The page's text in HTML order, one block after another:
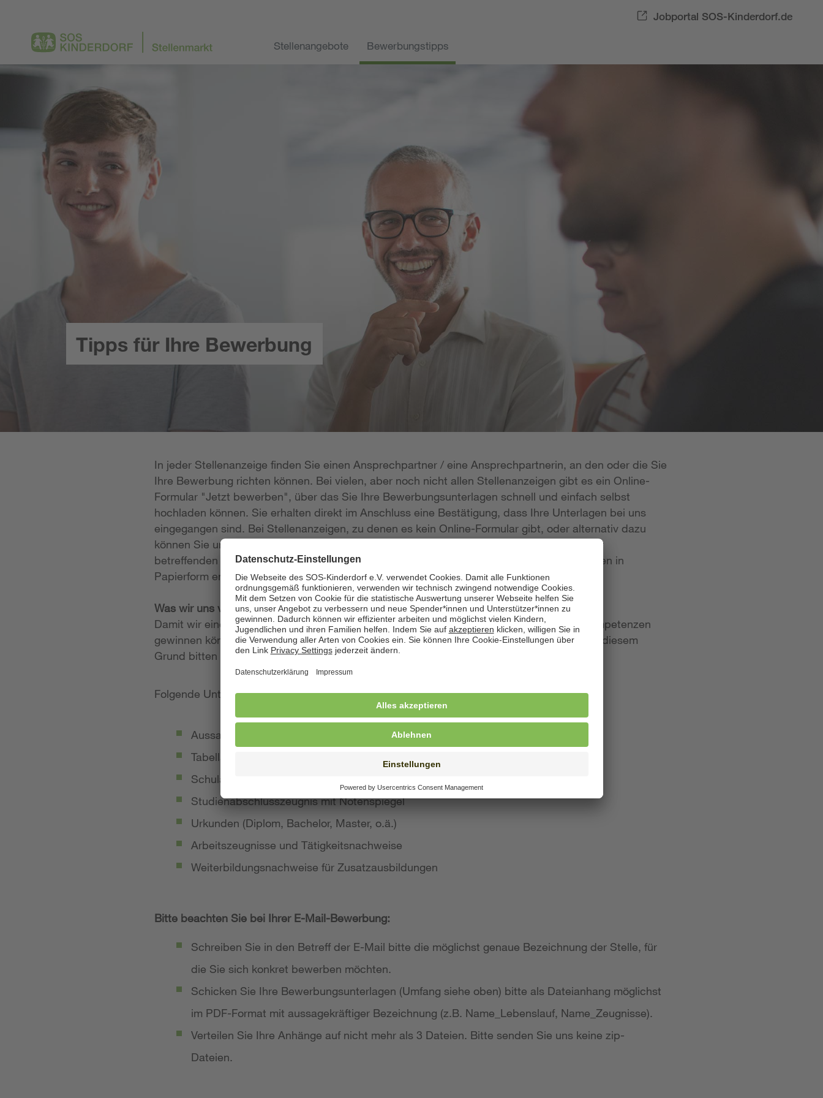
Jobportal SOS-Kinderdorf.de
Stellenangebote Bewerbungstipps
Tipps für Ihre Bewerbung
In jeder Stellenanzeige finden Sie einen Ansprechpartner / eine Ansprechpartnerin, an den oder die Sie
Ihre Bewerbung richten können. Bei vielen, aber noch nicht allen Stellenanzeigen gibt es ein Online-
Formular "Jetzt bewerben", über das Sie Ihre Bewerbungsunterlagen schnell und einfach selbst
hochladen können. Sie erhalten direkt im Anschluss eine Bestätigung, dass Ihre Unterlagen bei uns
eingegangen sind. Bei Stellenanzeigen, zu denen es kein Online-Formular gibt, oder alternativ dazu
können Sie uns Ihre Unterlagen per E-Mail zukommen lassen; die E-Mail-Adresse ist in der
betreffenden Stellenanzeige angegeben. Natürlich nehmen wir weiterhin auch Bewerbungen in
Papierform entgegen.
Was wir uns von Ihrer Bewerbung wünschen
Damit wir einen möglichst konkreten Eindruck von Ihrer Person, Ihren Fähigkeiten und Kompetenzen
gewinnen können, legen wir großen Wert auf aussagekräftige Bewerbungsunterlagen. Aus diesem
Grund bitten wir Sie, von Kurzbewerbungen abzusehen.
Folgende Unterlagen sollte Ihre Bewerbung umfassen:
Aussagekräftiges Anschreiben
Tabellarischer Lebenslauf mit qualifikationsrelevanten Inhalten
Schulabschluss- und Ausbildungszeugnisse mit Notenspiegel
Studienabschlusszeugnis mit Notenspiegel
Urkunden (Diplom, Bachelor, Master, o.ä.)
Arbeitszeugnisse und Tätigkeitsnachweise
Weiterbildungsnachweise für Zusatzausbildungen
Bitte beachten Sie bei Ihrer E-Mail-Bewerbung:
Schreiben Sie in den Betreff der E-Mail bitte die möglichst genaue Bezeichnung der Stelle, für
die Sie sich konkret bewerben möchten.
Schicken Sie Ihre Bewerbungsunterlagen (Umfang siehe oben) bitte als Dateianhang möglichst
im PDF-Format mit aussagekräftiger Bezeichnung (z.B. Name_Lebenslauf, Name_Zeugnisse).
Verteilen Sie Ihre Anhänge auf nicht mehr als 3 Dateien. Bitte senden Sie uns keine zip-
Dateien.